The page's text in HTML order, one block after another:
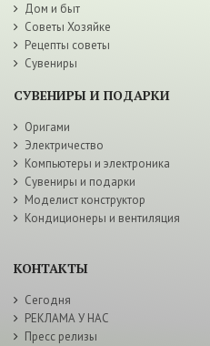
Дом и быт
Советы Хозяйке
Рецепты советы
Сувениры
СУВЕНИРЫ И ПОДАРКИ
Оригами
Электричество
Компьютеры и электроника
Сувениры и подарки
Моделист конструктор
Кондиционеры и вентиляция
КОНТАКТЫ
Сегодня
РЕКЛАМА У НАС
Пресс релизы